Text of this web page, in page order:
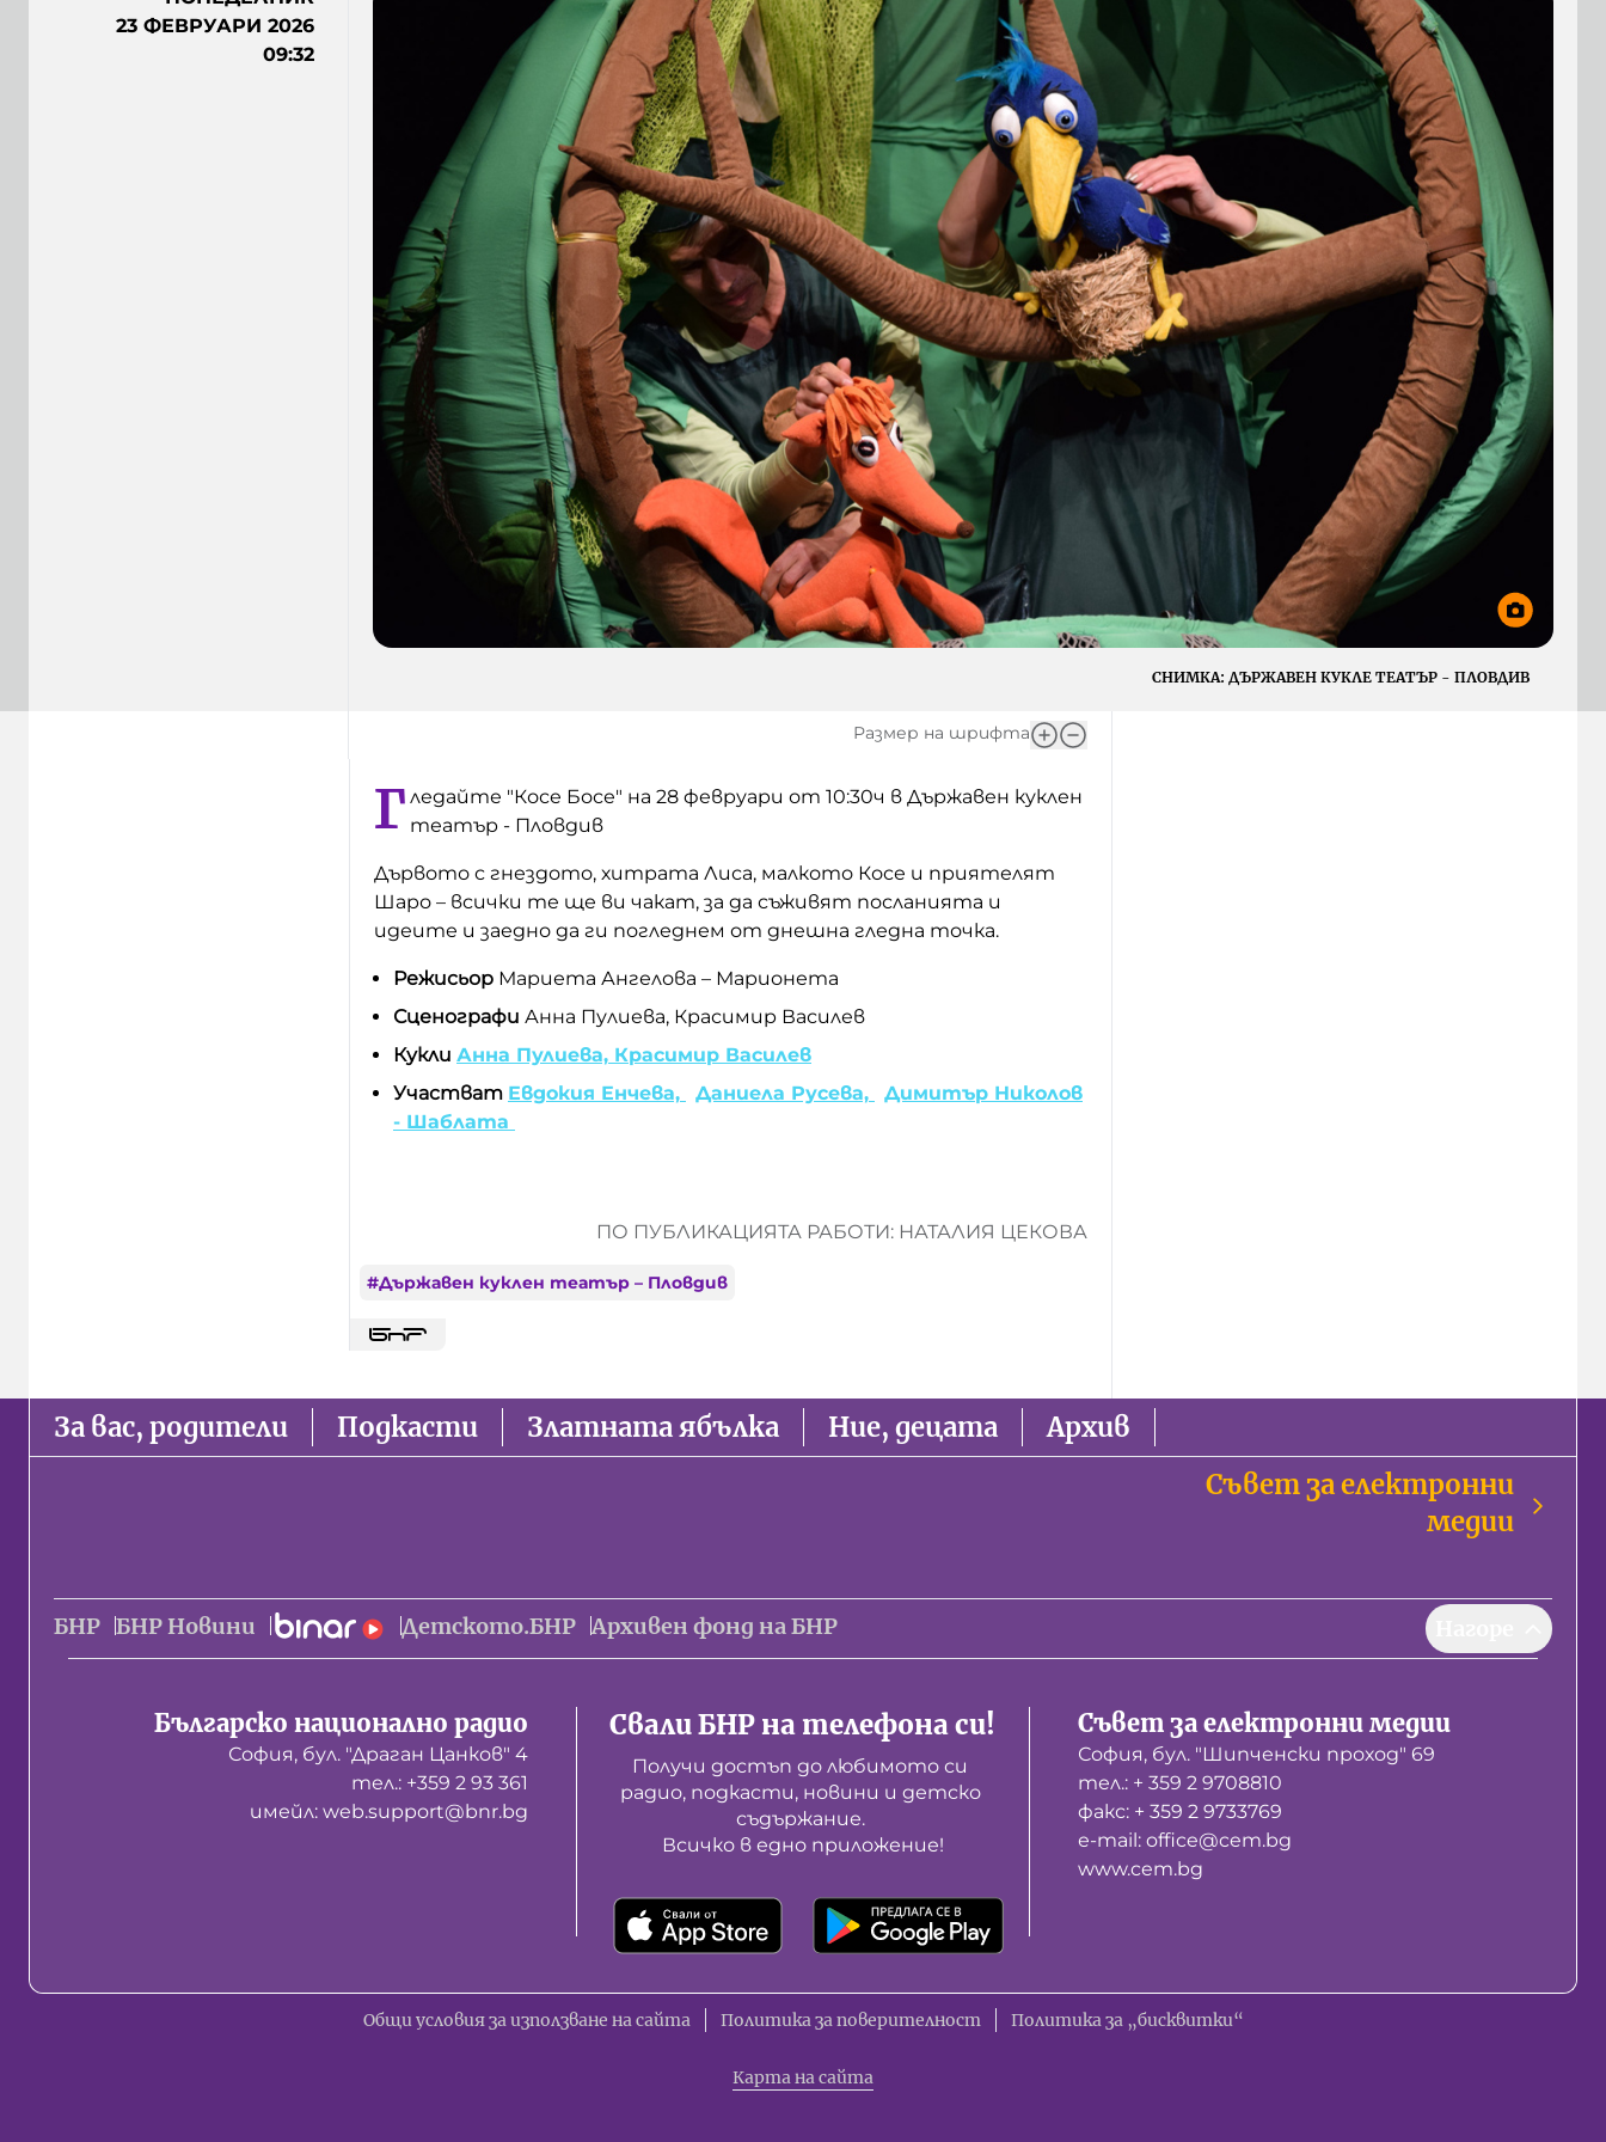
23 ФЕВРУАРИ 2026
09:32
СНИМКА: ДЪРЖАВЕН КУКЛЕ ТЕАТЪР - ПЛОВДИВ
Размер на шрифта
Г ледайте "Косе Босе" на 28 февруари от 10:30ч в Държавен куклен
театър - Пловдив
Дървото с гнездото, хитрата Лиса, малкото Косе и приятелят
Шаро – всички те ще ви чакат, за да съживят посланията и
идеите и заедно да ги погледнем от днешна гледна точка.
Режисьор Мариета Ангелова – Марионета
Сценографи Анна Пулиева, Красимир Василев
Кукли Анна Пулиева, Красимир Василев
Участват Евдокия Енчева, Даниела Русева,
Димитър Николов
- Шаблата
ПО ПУБЛИКАЦИЯТА РАБОТИ: НАТАЛИЯ ЦЕКОВА
#Държавен куклен театър – Пловдив
За вас, родители Подкасти Златната ябълка Ние, децата
Архив
Съвет за електронни
медии
БНР БНР Новини Детското.БНР Архивен фонд на БНР
Българско национално радио
София, бул. "Драган Цанков" 4
тел.: +359 2 93 361
имейл: web.support@bnr.bg
Свали БНР на телефона си!
Получи достъп до любимото си
радио, подкасти, новини и детско
съдържание.
Всичко в едно приложение!
Съвет за електронни медии
София, бул. "Шипченски проход" 69
тел.: + 359 2 9708810
факс: + 359 2 9733769
е-mail: office@cem.bg
www.cem.bg
Общи условия за използване на сайта Политика за поверителност Политика за „бисквитки“
Карта на сайта